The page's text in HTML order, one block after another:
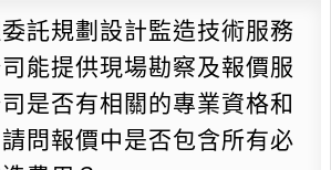
託規劃設計監造技術服務
能提供現場勘察及報價服
是否有相關的專業資格和
問報價中是否包含所有必